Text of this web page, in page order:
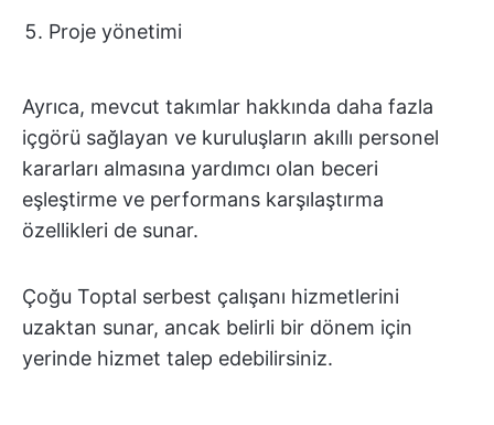
Proje yönetimi
Ayrıca, mevcut takımlar hakkında daha fazla
içgörü sağlayan ve kuruluşların akıllı personel
kararları almasına yardımcı olan beceri
eşleştirme ve performans karşılaştırma
özellikleri de sunar.
Çoğu Toptal serbest çalışanı hizmetlerini
uzaktan sunar, ancak belirli bir dönem için
yerinde hizmet talep edebilirsiniz.